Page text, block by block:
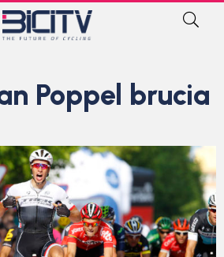
Poppel brucia